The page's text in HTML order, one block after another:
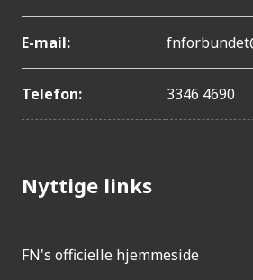
E-mail:
Telefon: 3346 4690
Nyttige links
FN's officielle hjemmeside